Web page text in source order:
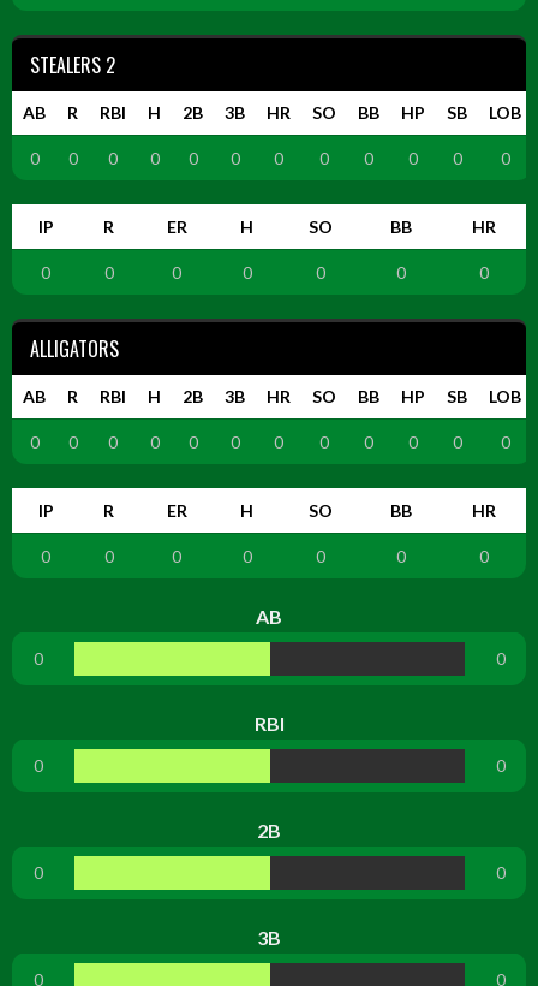
STEALERS 2
AB R RBI H 2B 3B HR SO BB HP SB LOB
0 0 0 0 0 0 0 0 0 0 0 0
IP R ER H SO BB HR
0 0 0 0 0 0 0
ALLIGATORS
AB R RBI H 2B 3B HR SO BB HP SB LOB
0 0 0 0 0 0 0 0 0 0 0 0
IP R ER H SO BB HR
0 0 0 0 0 0 0
AB
0 0
RBI
0 0
2B
0 0
3B
0 0